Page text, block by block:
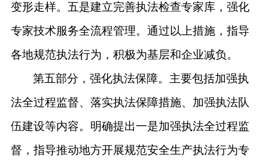
变形走样。五是建立完善执法检查专家库，强化
专家技术服务全流程管理。通过以上措施，指导
各地规范执法行为，积极为基层和企业减负。
第五部分，强化执法保障。主要包括加强执
法全过程监督、落实执法保障措施、加强执法队
伍建设等内容。明确提出一是加强执法全过程监
督，指导推动地方开展规范安全生产执法行为专